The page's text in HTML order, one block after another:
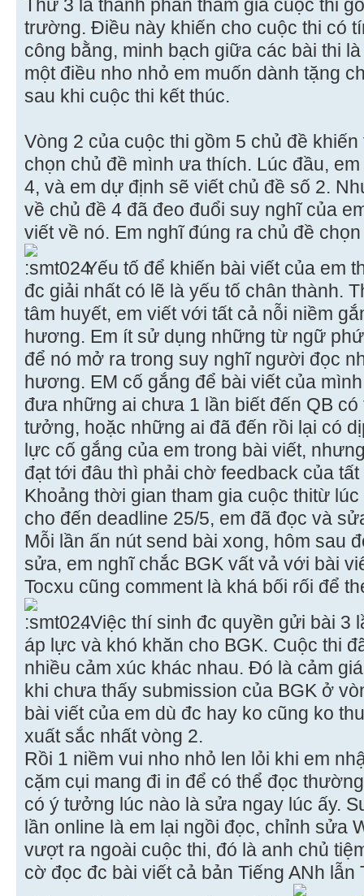
Thứ 3 là thành phần tham gia cuộc thi
trường. Điều này khiến cho cuộc thi có
công bằng, minh bạch giữa các bài thi
một điều nho nhỏ em muốn dành tặng
sau khi cuộc thi kết thúc.
Vòng 2 của cuộc thi gồm 5 chủ đề
chọn chủ đề mình ưa thích. Lúc đầu,
4, và em dự định sẽ viết chủ đề số 2.
về chủ đề 4 đã đeo đuổi suy nghĩ của
viết về nó. Em nghĩ đúng ra chủ đề
. Yếu tố để khiến bài viết của em
đc giải nhất có lẽ là yếu tố chân thành.
tâm huyết, em viết với tất cả nỗi niềm
hương. Em ít sử dụng những từ ngữ
để nó mở ra trong suy nghĩ người đọc
hương. EM cố gắng để bài viết của
đưa những ai chưa 1 lần biết đến QB
tưởng, hoặc những ai đã đến rồi lại có
lực cố gắng của em trong bài viết,
đạt tới đâu thì phải chờ feedback của
Khoảng thời gian tham gia cuộc thitừ
cho đến deadline 25/5, em đã đọc và
Mỗi lần ấn nút send bài xong, hôm sau
sửa, em nghĩ chắc BGK vất vả với bài
Tocxu cũng comment là khá bối rối để
. Việc thí sinh đc quyền gửi bài 3
áp lực và khó khăn cho BGK. Cuộc thi
nhiều cảm xúc khác nhau. Đó là cảm
khi chưa thấy submission của BGK ở
bài viết của em dù đc hay ko cũng ko
xuất sắc nhất vòng 2.
Rồi 1 niềm vui nho nhỏ len lỏi khi em
cặm cụi mang đi in để có thể đọc
có ý tưởng lúc nào là sửa ngay lúc ấy.
lần online là em lại ngồi đọc, chỉnh sửa
vượt ra ngoài cuộc thi, đó là anh chủ
cờ đọc đc bài viết cả bản Tiếng ANh lẫn